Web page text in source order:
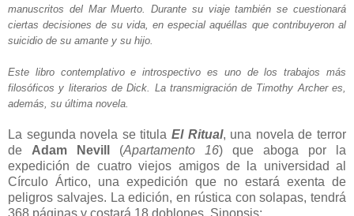
manuscritos del Mar Muerto. Durante su viaje también se cuestionará
ciertas decisiones de su vida, en especial aquéllas que contribuyeron al
suicidio de su amante y su hijo.
Este libro contemplativo e introspectivo es uno de los trabajos más
filosóficos y literarios de Dick. La transmigración de Timothy Archer es,
además, su última novela.
La segunda novela se titula El Ritual, una novela de terror
de Adam Nevill (Apartamento 16) que aboga por la
expedición de cuatro viejos amigos de la universidad al
Círculo Ártico, una expedición que no estará exenta de
peligros salvajes. La edición, en rústica con solapas, tendrá
368 páginas y costará 18 doblones. Sinopsis: